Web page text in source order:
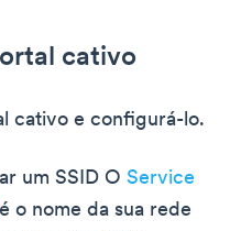
cativo
cativo e configurá-lo.
um SSID O Service
é o nome da sua rede